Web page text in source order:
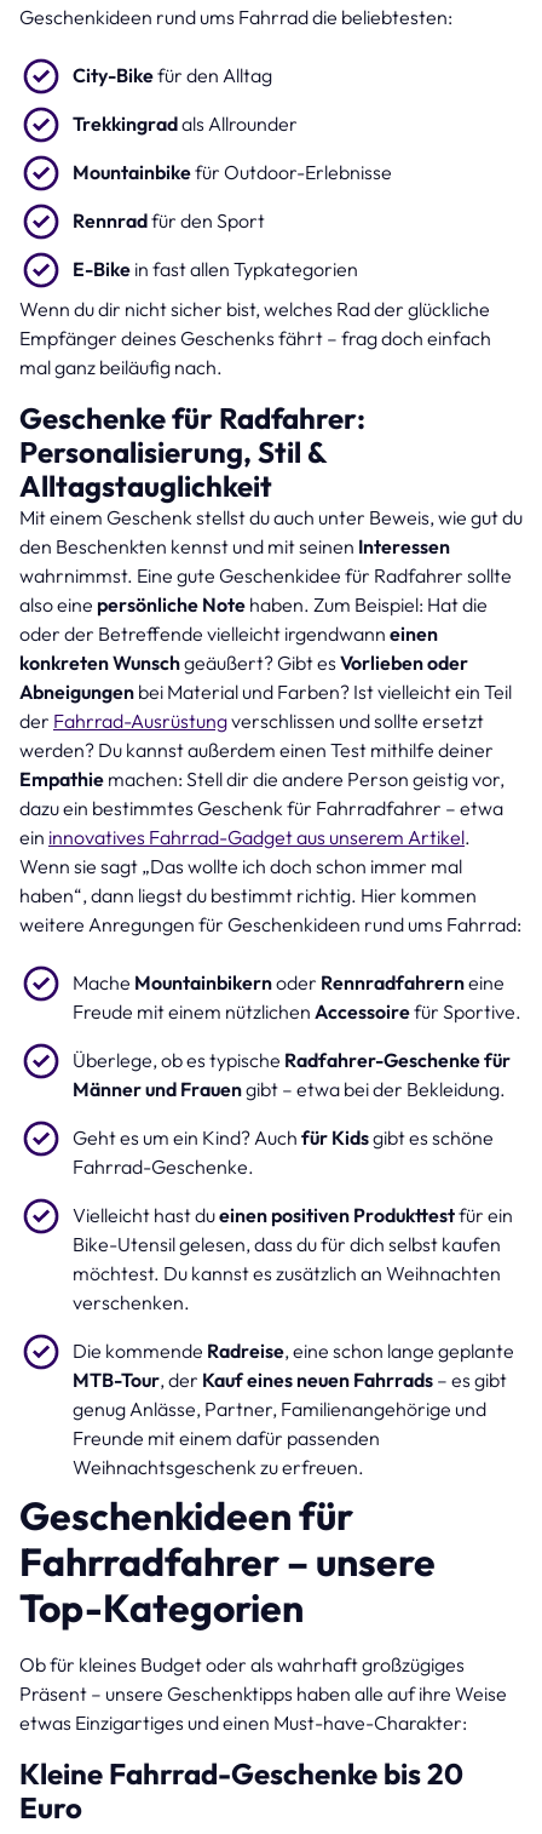
Geschenkideen rund ums Fahrrad die beliebtesten:
City-Bikefür den Alltag
Trekkingradals Allrounder
Mountainbikefür Outdoor-Erlebnisse
Rennradfür den Sport
E-Bike in fast allen Typkategorien
Wenn du dir nicht sicher bist, welches Rad der glückliche
Empfänger deines Geschenks fährt – frag doch einfach
mal ganz beiläufig nach.
Geschenke für Radfahrer:
Personalisierung, Stil &
Alltagstauglichkeit
Mit einem Geschenk stellst du auch unter Beweis, wie gut du
den Beschenkten kennst und mit seinen Interessen
wahrnimmst. Eine gute Geschenkidee für Radfahrer sollte
also eine persönliche Note haben. Zum Beispiel: Hat die
oder der Betreffende vielleicht irgendwann einen
konkreten Wunschgeäußert? Gibt es Vorlieben oder
Abneigungen bei Material und Farben? Ist vielleicht ein Teil
der Fahrrad-Ausrüstungverschlissen und sollte ersetzt
werden? Du kannst außerdem einen Test mithilfe deiner
Empathie machen: Stell dir die andere Person geistig vor,
dazu ein bestimmtes Geschenk für Fahrradfahrer – etwa
ein innovatives Fahrrad-Gadget aus unserem Artikel.
Wenn sie sagt „Das wollte ich doch schon immer mal
haben“, dann liegst du bestimmt richtig. Hier kommen
weitere Anregungen für Geschenkideen rund ums Fahrrad:
Mache Mountainbikernoder Rennradfahrerneine
Freude mit einem nützlichen Accessoirefür Sportive.
Überlege, ob es typische Radfahrer-Geschenke für
Männer und Frauengibt – etwa bei der Bekleidung.
Geht es um ein Kind? Auch für Kidsgibt es schöne
Fahrrad-Geschenke.
Vielleicht hast dueinen positiven Produkttestfür ein
Bike-Utensil gelesen, dass du für dich selbst kaufen
möchtest. Du kannst es zusätzlich an Weihnachten
verschenken.
Die kommende Radreise, eine schon lange geplante
MTB-Tour, der Kauf eines neuen Fahrrads – es gibt
genug Anlässe, Partner, Familienangehörige und
Freunde mit einem dafür passenden
Weihnachtsgeschenk zu erfreuen.
Geschenkideen für
Fahrradfahrer – unsere
Top-Kategorien
Ob für kleines Budget oder als wahrhaft großzügiges
Präsent – unsere Geschenktipps haben alle auf ihre Weise
etwas Einzigartiges und einen Must-have-Charakter:
Kleine Fahrrad-Geschenke bis 20
Euro